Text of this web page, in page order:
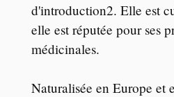
d'introduction2. Elle est
elle est réputée pour ses
médicinales.
Naturalisée en Europe et